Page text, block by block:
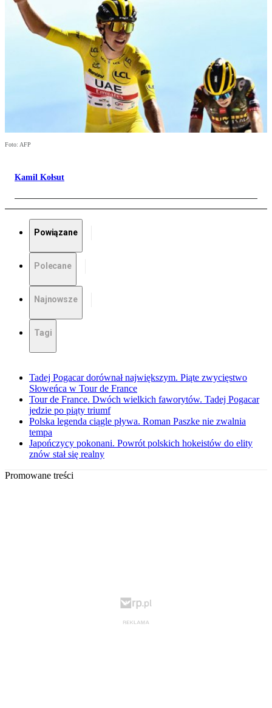
Foto: AFP
Kamil Kołsut
Powiązane
Polecane
Najnowsze
Tagi
Tadej Pogacar dorównał największym. Piąte zwycięstwo
Słoweńca w Tour de France
Tour de France. Dwóch wielkich faworytów. Tadej Pogacar
jedzie po piąty triumf
Polska legenda ciągle pływa. Roman Paszke nie zwalnia
tempa
Japończycy pokonani. Powrót polskich hokeistów do elity
znów stał się realny
Promowane treści